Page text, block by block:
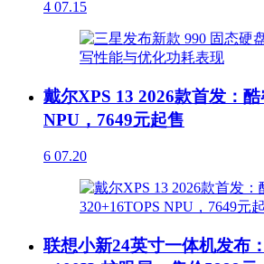
4 07.15
戴尔XPS 13 2026款首发：
NPU，7649元起售
6 07.20
联想小新24英寸一体机发布